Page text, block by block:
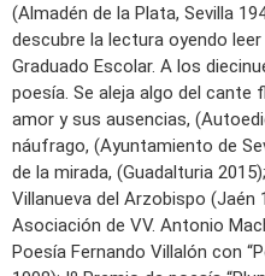
(Almadén de la Plata, Sevilla
descubre la lectura oyendo
Graduado Escolar. A los
poesía. Se aleja algo del cante
amor y sus ausencias,
náufrago, (Ayuntamiento de
de la mirada, (Guadalturia
Villanueva del Arzobispo (Jaén
Asociación de VV. Antonio
Poesía Fernando Villalón con